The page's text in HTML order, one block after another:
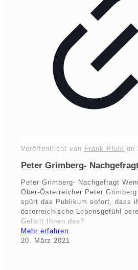
Veröffentlicht von Frank Pfuhl on
Peter Grimberg-
Peter Grimberg- Nachgefragt
Ober-Österreicher Peter
spürt das Publikum sofort, dass
österreichische Lebensgefühl
Gefällt Ihnen das?
Mehr erfahren
20. März 2021